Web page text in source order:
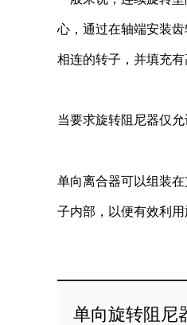
心，通过在轴端安装
相连的转子，并填充
当要求旋转阻尼器仅
单向离合器可以组装
子内部，以便有效利用
单向旋转阻尼